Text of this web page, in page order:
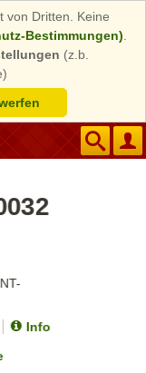
von Dritten. Keine
Bestimmungen)
(z.b.
Info